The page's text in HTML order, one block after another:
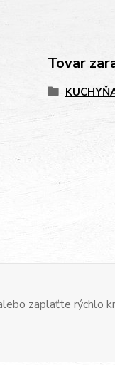
Tovar
zaplaťte rýchlo